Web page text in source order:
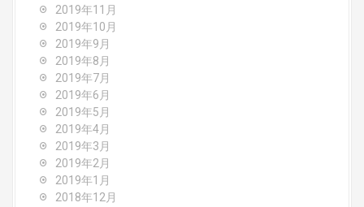
2019年11月
2019年10月
2019年9月
2019年8月
2019年7月
2019年6月
2019年5月
2019年4月
2019年3月
2019年2月
2019年1月
2018年12月